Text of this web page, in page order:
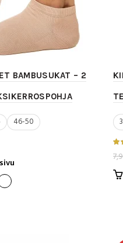
BAMBUSUKAT – 2
46-50